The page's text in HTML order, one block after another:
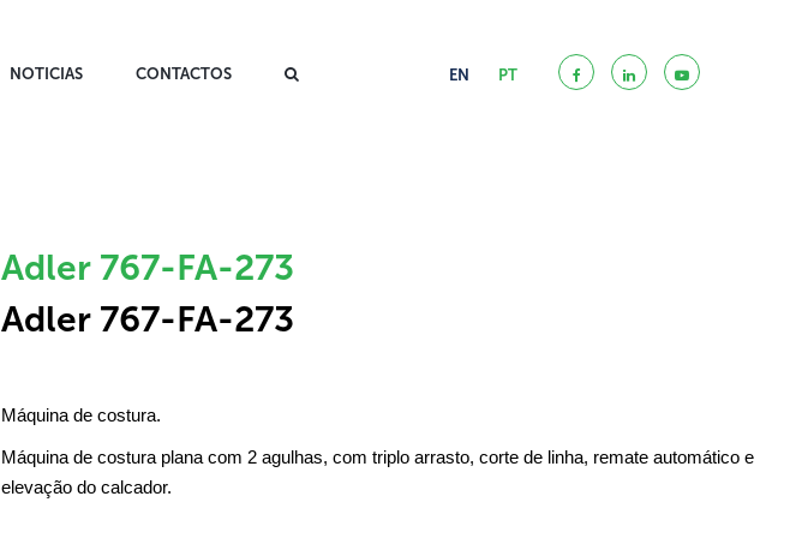
NOTICIAS CONTACTOS EN PT
Adler 767-FA-273
Adler 767-FA-273
Máquina de costura.
Máquina de costura plana com 2 agulhas, com triplo arrasto, corte de linha, remate automático e
elevação do calcador.